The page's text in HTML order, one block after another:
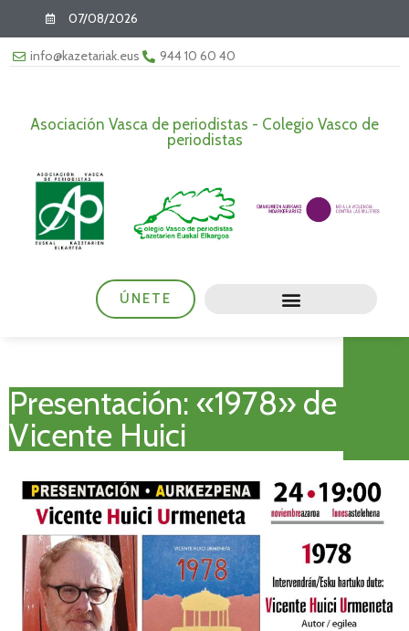
07/08/2026
info@kazetariak.eus 944 10 60 40
Asociación Vasca de periodistas - Colegio Vasco de
periodistas
ÚNETE
Presentación: «1978» de
Vicente Huici